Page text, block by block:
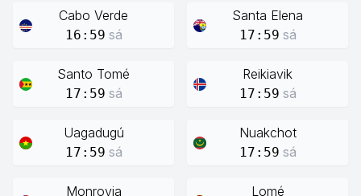
Cabo Verde
16:59 sá
Santa Elena
17:59 sá
Santo Tomé
17:59 sá
Reikiavik
17:59 sá
Uagadugú
17:59 sá
Nuakchot
17:59 sá
Monrovia Lomé